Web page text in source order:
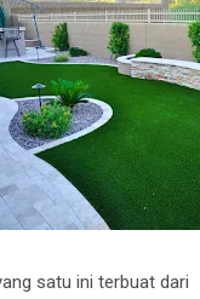
satu ini terbuat dari